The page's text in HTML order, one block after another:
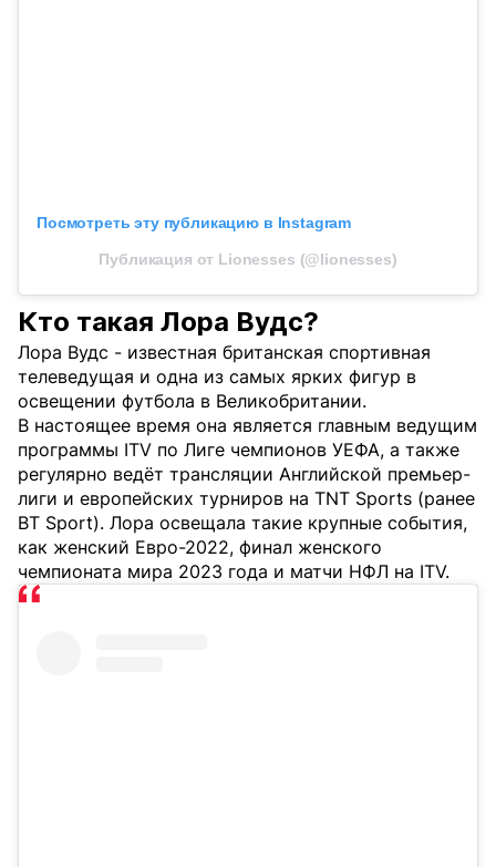
Посмотреть эту публикацию в Instagram
Публикация от Lionesses (@lionesses)
Кто такая Лора Вудс?
Лора Вудс - известная британская спортивная
телеведущая и одна из самых ярких фигур в
освещении футбола в Великобритании.
В настоящее время она является главным ведущим
программы ITV по Лиге чемпионов УЕФА, а также
регулярно ведёт трансляции Английской премьер-
лиги и европейских турниров на TNT Sports (ранее
BT Sport). Лора освещала такие крупные события,
как женский Евро-2022, финал женского
чемпионата мира 2023 года и матчи НФЛ на ITV.